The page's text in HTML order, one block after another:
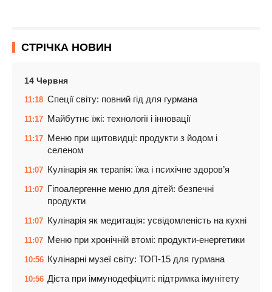
СТРІЧКА НОВИН
14 Червня
11:18 Спеції світу: повний гід для гурмана
11:17 Майбутнє їжі: технології і інновації
11:17 Меню при щитовидці: продукти з йодом і
селеном
11:07 Кулінарія як терапія: їжа і психічне здоров’я
11:07 Гіпоалергенне меню для дітей: безпечні
продукти
11:07 Кулінарія як медитація: усвідомленість на кухні
11:07 Меню при хронічній втомі: продукти-енергетики
10:56 Кулінарні музеї світу: ТОП-15 для гурмана
10:56 Дієта при іммунодефіциті: підтримка імунітету